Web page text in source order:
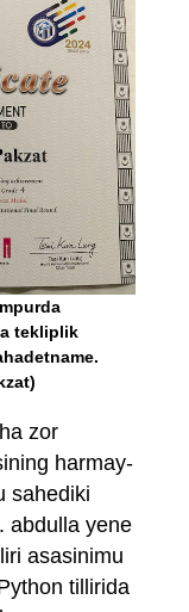
tekliplik
zor
harmay-
sahediki
abdulla yene
asasinimu
tillirida